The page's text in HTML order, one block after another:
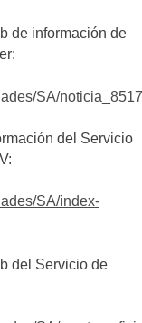
de información de
SA/
del Servicio
SA/index-
del Servicio de